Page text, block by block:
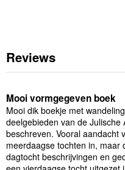
Reviews
Mooi vormgegeven boek
Mooi dik boekje met
deelgebieden van de Julische
beschreven. Vooral aandacht
meerdaagse tochten in, maar
dagtocht beschrijvingen en